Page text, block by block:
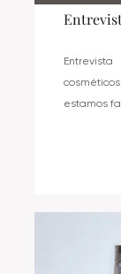
Entrevista
estamos